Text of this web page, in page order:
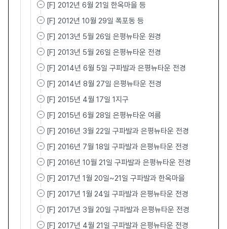
[F] 2012년 6월 21일 한옥마을 등
[F] 2012년 10월 29일 폭포동 등
[F] 2013년 5월 26일 은평뉴타운 원경
[F] 2013년 5월 26일 은평뉴타운 전경
[F] 2014년 6월 5일 구파발과 은평뉴타운 전경
[F] 2014년 8월 27일 은평뉴타운 전경
[F] 2015년 4월 17일 1지구
[F] 2015년 6월 28일 은평뉴타운 여름
[F] 2016년 3월 22일 구파발과 은평뉴타운 전경
[F] 2016년 7월 18일 구파발과 은평뉴타운 전경
[F] 2016년 10월 21일 구파발과 은평뉴타운 전경
[F] 2017년 1월 20일~21일 구파발과 한옥마을
[F] 2017년 1월 24일 구파발과 은평뉴타운 전경
[F] 2017년 3월 20일 구파발과 은평뉴타운 전경
[F] 2017년 4월 21일 구파발과 은평뉴타운 전경